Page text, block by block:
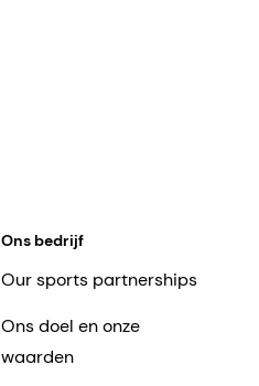
Ons bedrijf
Our sports partnerships
Ons doel en onze
waarden